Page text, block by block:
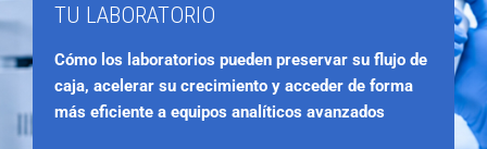
TU LABORATORIO
Cómo los laboratorios pueden preservar su flujo de
caja, acelerar su crecimiento y acceder de forma
más eficiente a equipos analíticos avanzados